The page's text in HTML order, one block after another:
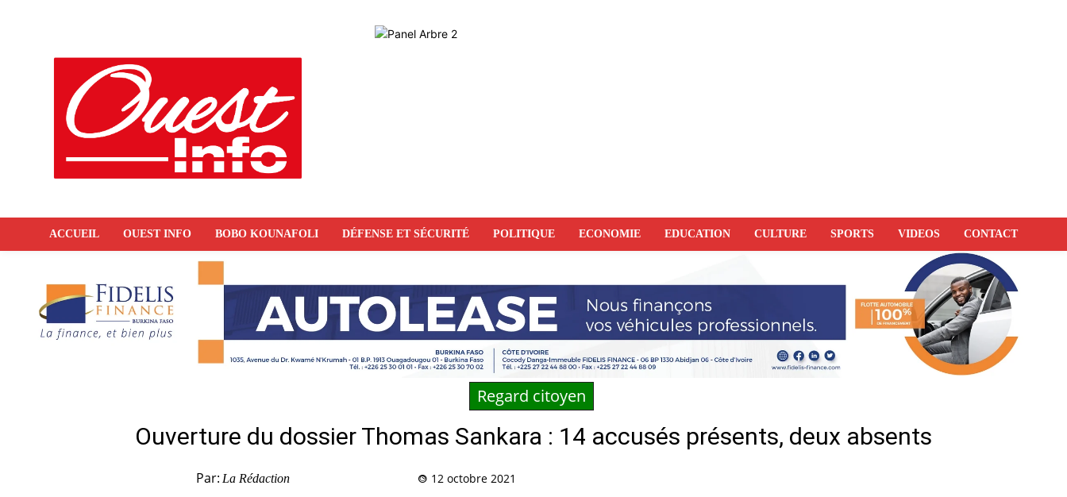
ACCUEIL OUEST INFO BOBO KOUNAFOLI DÉFENSE ET SÉCURITÉ POLITIQUE ECONOMIE EDUCATION CULTURE SPORTS VIDEOS CONTACT
Regard citoyen
Ouverture du dossier Thomas Sankara : 14 accusés présents, deux absents
Par: La Rédaction 12 octobre 2021